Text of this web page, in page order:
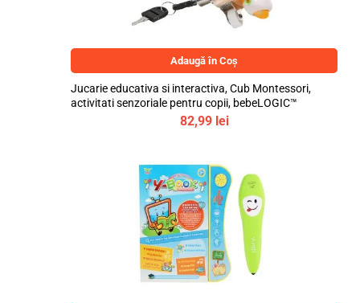
Adaugă în Coș
Jucarie educativa si interactiva, Cub Montessori,
activitati senzoriale pentru copii, bebeLOGIC™
82,99 lei